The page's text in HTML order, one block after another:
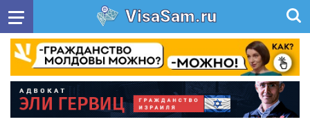
VisaSam.ru